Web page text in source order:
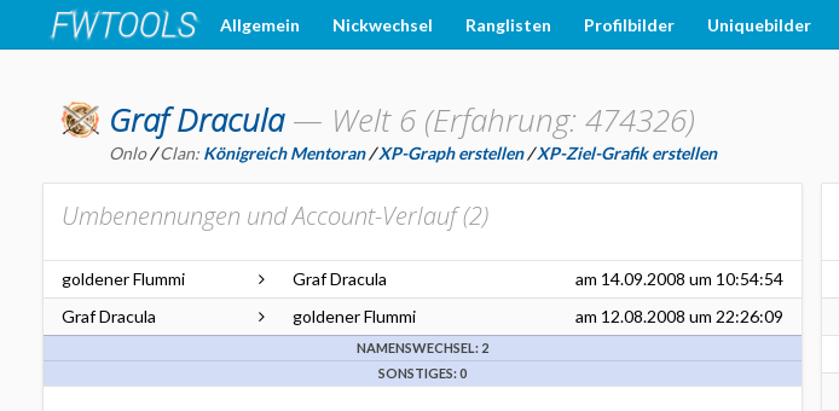
Allgemein Nickwechsel Ranglisten Profilbilder Uniquebilder
Graf Dracula — Welt 6 (Erfahrung: 474326)
Onlo/Clan: Königreich Mentoran /XP-Graph erstellen/XP-Ziel-Grafik erstellen
Umbenennungen und Account-Verlauf (2)
goldener Flummi Graf Dracula am 14.09.2008 um 10:54:54
Graf Dracula
goldener Flummi am 12.08.2008 um 22:26:09
NAMENSWECHSEL: 2
SONSTIGES: 0